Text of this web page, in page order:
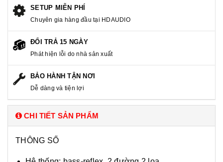
SETUP MIỄN PHÍ
Chuyên gia hàng đầu tại HDAUDIO
ĐỔI TRẢ 15 NGÀY
Phát hiện lỗi do nhà sản xuất
BẢO HÀNH TẬN NƠI
Dễ dàng và tiện lợi
CHI TIẾT SẢN PHẨM
THÔNG SỐ